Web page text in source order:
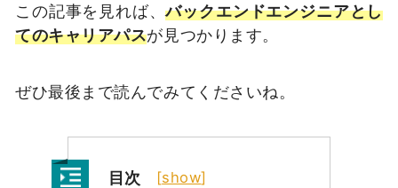
この記事を見れば、バックエンドエンジニアとし
てのキャリアパスが見つかります。
ぜひ最後まで読んでみてくださいね。
目次 [show]